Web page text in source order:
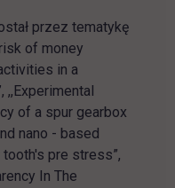
przez tematykę
of money
in a
,,Experimental
of a spur gearbox
nano - based
pre stress”,
In The